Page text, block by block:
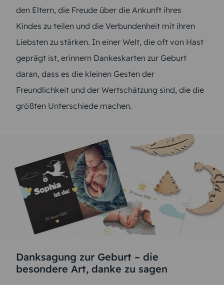
den Eltern, die Freude über die Ankunft ihres
Kindes zu teilen und die Verbundenheit mit ihren
Liebsten zu stärken. In einer Welt, die oft von Hast
geprägt ist, erinnern Dankeskarten zur Geburt
daran, dass es die kleinen Gesten der
Freundlichkeit und der Wertschätzung sind, die die
größten Unterschiede machen.
Danksagung zur Geburt – die
besondere Art, danke zu sagen